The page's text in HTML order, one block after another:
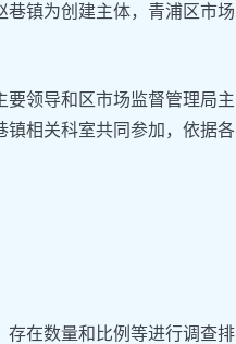
镇为创建主体，青浦区市场
领导和区市场监督管理局主
镇相关科室共同参加，依据各
存在数量和比例等进行调查排